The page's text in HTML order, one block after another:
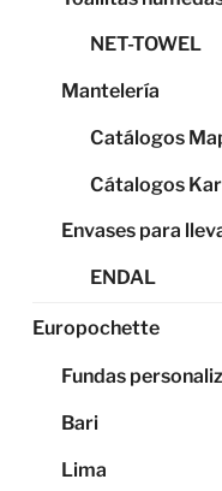
NET-TOWEL
Mantelería
Catálogos
Cátalogos
Envases para
ENDAL
Europochette
Fundas
Bari
Lima